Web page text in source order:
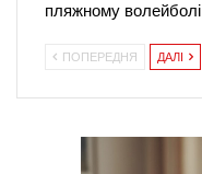
пляжному волейболі
ПОПЕРЕДНЯ ДАЛІ